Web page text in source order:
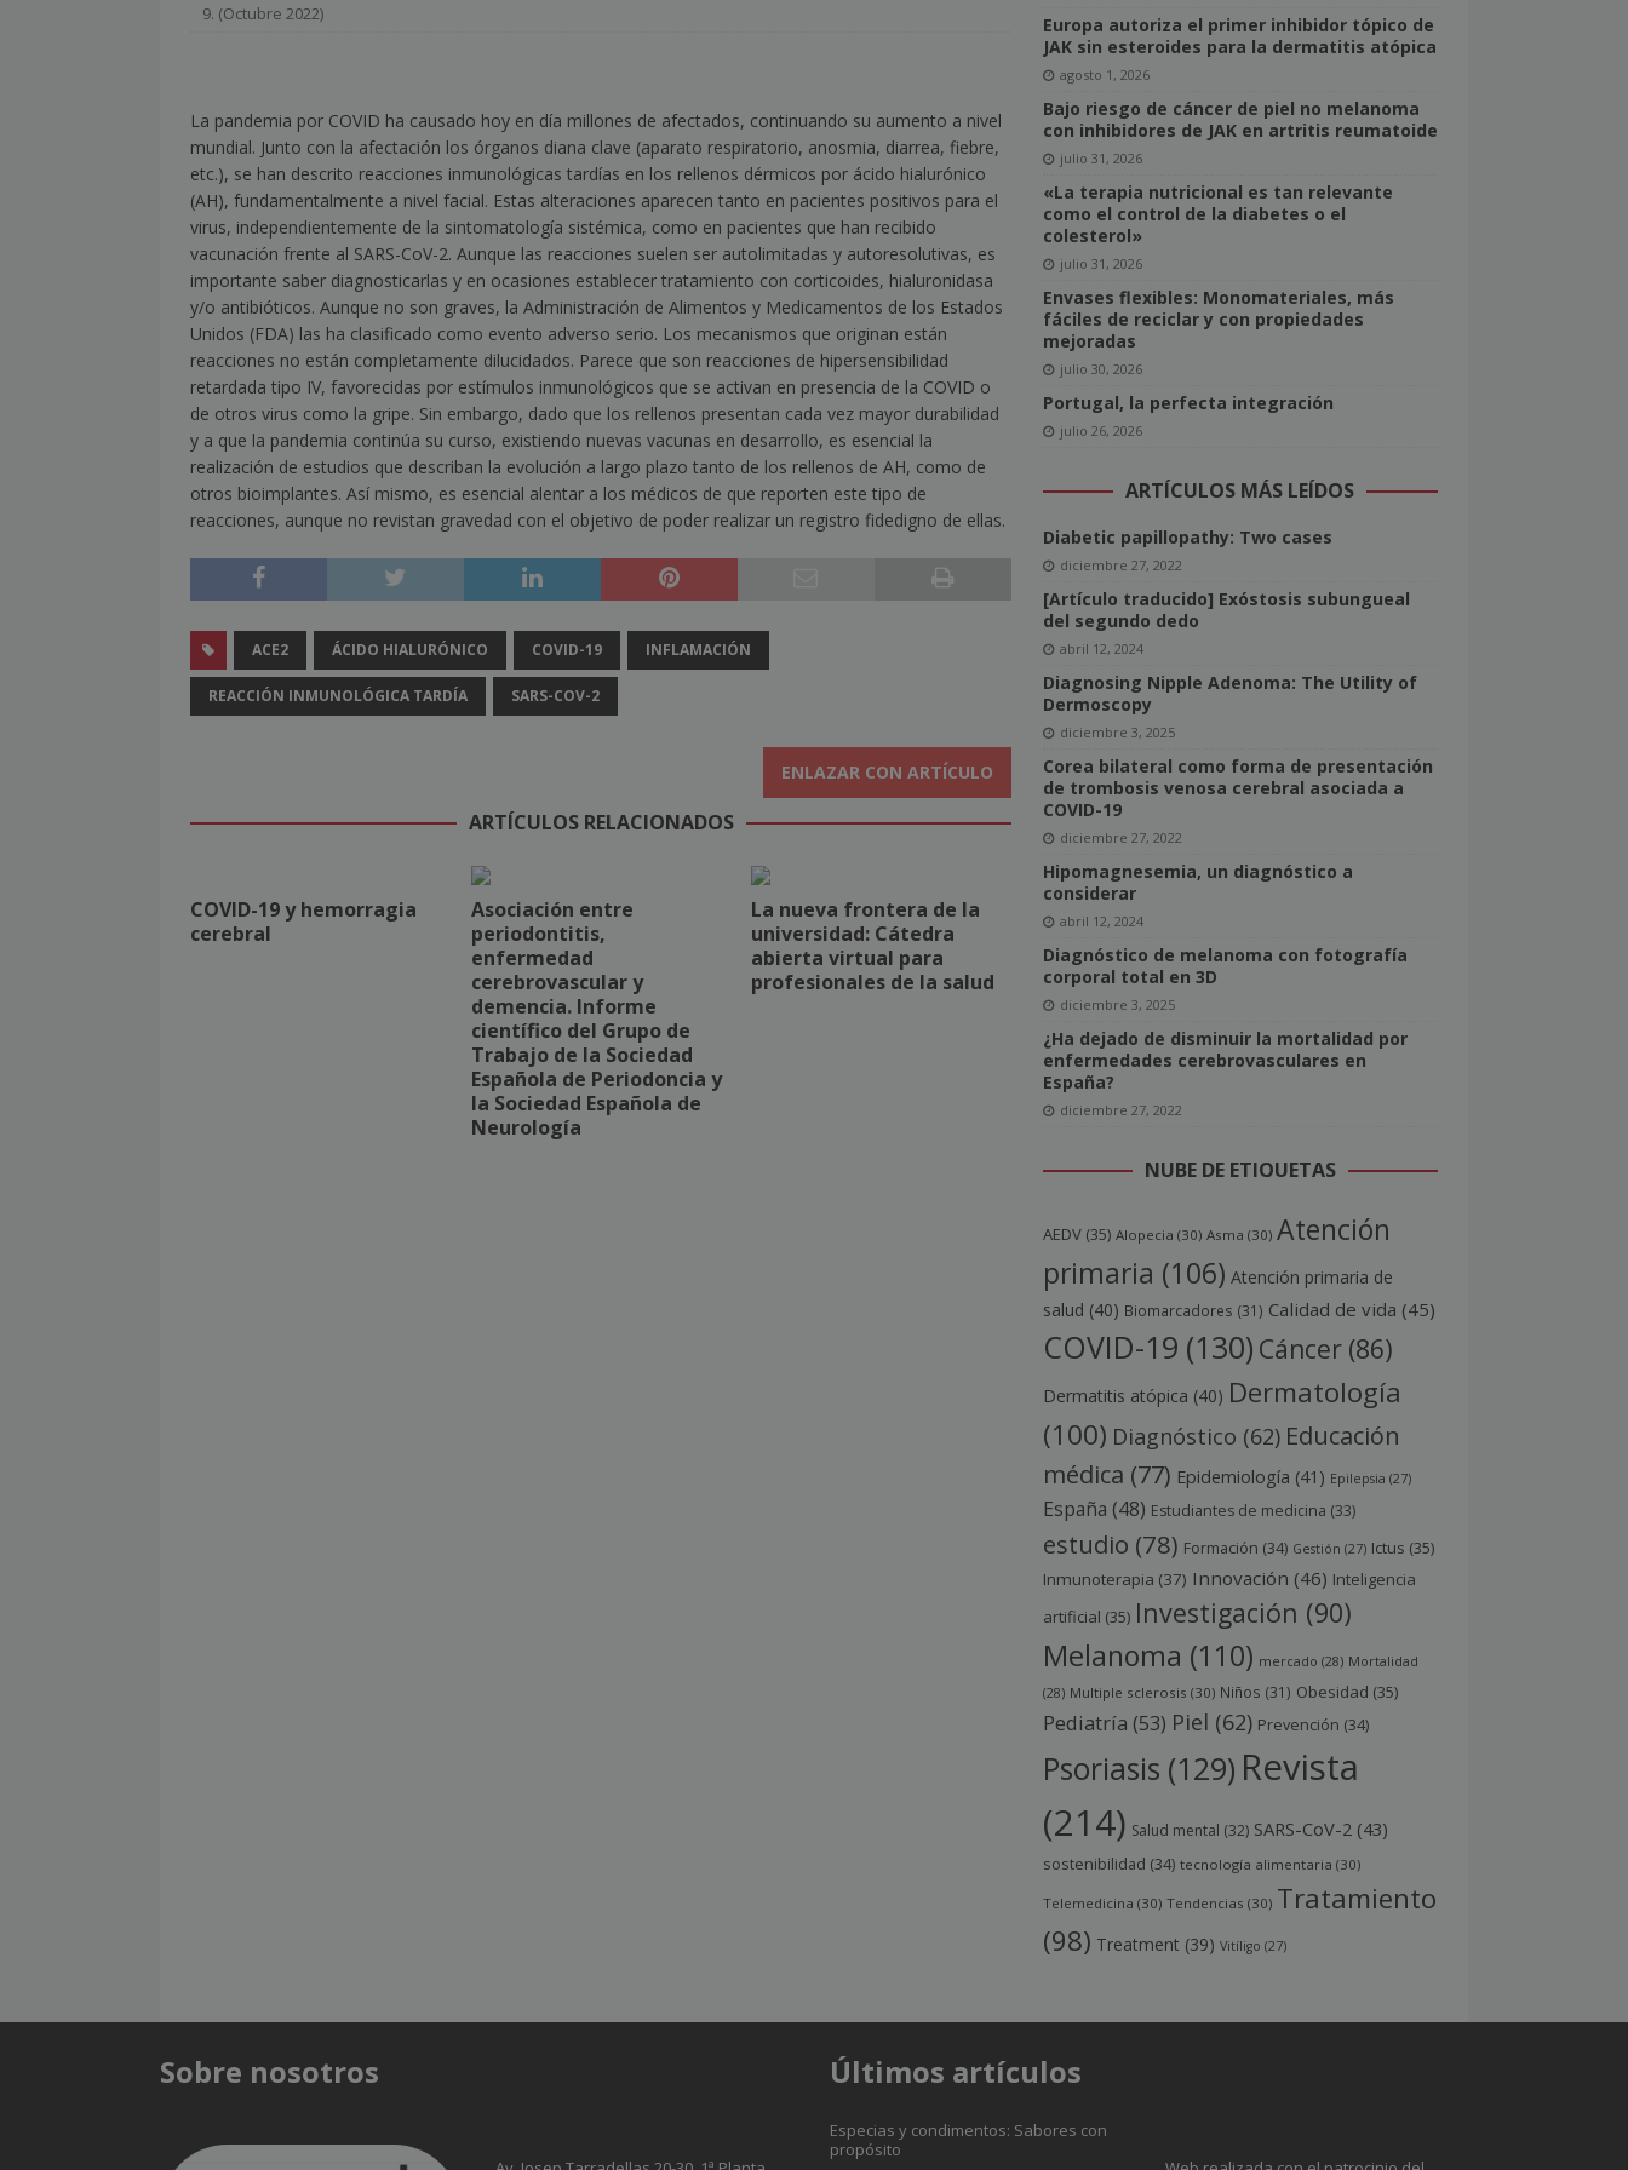
NOTICIAS
[ julio 2, 2026 ] Cómo la APPEC acerca las revistas en catalán a más lectores
NOTICIAS
[ julio 2, 2026 ] Reuters Institute Digital News Report 2026: La confianza en las noticias llega a su
mínimo histórico
NOTICIAS
[ julio 6, 2026 ] Con la IA como principal acceso a la información, la confianza y la credibilidad serán
el mayor activo de los medios.
NOTICIAS
9. (Octubre 2022)
La pandemia por COVID ha causado hoy en día millones de afectados, continuando su aumento a nivel
mundial. Junto con la afectación los órganos diana clave (aparato respiratorio, anosmia, diarrea, fiebre,
etc.), se han descrito reacciones inmunológicas tardías en los rellenos dérmicos por ácido hialurónico
(AH), fundamentalmente a nivel facial. Estas alteraciones aparecen tanto en pacientes positivos para el
virus, independientemente de la sintomatología sistémica, como en pacientes que han recibido
vacunación frente al SARS-CoV-2. Aunque las reacciones suelen ser autolimitadas y autoresolutivas, es
importante saber diagnosticarlas y en ocasiones establecer tratamiento con corticoides, hialuronidasa
y/o antibióticos. Aunque no son graves, la Administración de Alimentos y Medicamentos de los Estados
Unidos (FDA) las ha clasificado como evento adverso serio. Los mecanismos que originan están
reacciones no están completamente dilucidados. Parece que son reacciones de hipersensibilidad
retardada tipo IV, favorecidas por estímulos inmunológicos que se activan en presencia de la COVID o
de otros virus como la gripe. Sin embargo, dado que los rellenos presentan cada vez mayor durabilidad
y a que la pandemia continúa su curso, existiendo nuevas vacunas en desarrollo, es esencial la
realización de estudios que describan la evolución a largo plazo tanto de los rellenos de AH, como de
otros bioimplantes. Así mismo, es esencial alentar a los médicos de que reporten este tipo de
reacciones, aunque no revistan gravedad con el objetivo de poder realizar un registro fidedigno de ellas.
ACE2 ÁCIDO HIALURÓNICO COVID-19 INFLAMACIÓN
REACCIÓN INMUNOLÓGICA TARDÍA SARS-COV-2
ENLAZAR CON ARTÍCULO
ARTÍCULOS RELACIONADOS
COVID-19 y hemorragia
cerebral
Asociación entre
periodontitis,
enfermedad
cerebrovascular y
demencia. Informe
científico del Grupo de
Trabajo de la Sociedad
Española de Periodoncia y
la Sociedad Española de
Neurología
La nueva frontera de la
universidad: Cátedra
abierta virtual para
profesionales de la salud
Europa autoriza el primer inhibidor tópico de
JAK sin esteroides para la dermatitis atópica
agosto 1, 2026
Bajo riesgo de cáncer de piel no melanoma
con inhibidores de JAK en artritis reumatoide
julio 31, 2026
«La terapia nutricional es tan relevante
como el control de la diabetes o el
colesterol»
julio 31, 2026
Envases flexibles: Monomateriales, más
fáciles de reciclar y con propiedades
mejoradas
julio 30, 2026
Portugal, la perfecta integración
julio 26, 2026
ARTÍCULOS MÁS LEÍDOS
Diabetic papillopathy: Two cases
diciembre 27, 2022
[Artículo traducido] Exóstosis subungueal
del segundo dedo
abril 12, 2024
Diagnosing Nipple Adenoma: The Utility of
Dermoscopy
diciembre 3, 2025
Corea bilateral como forma de presentación
de trombosis venosa cerebral asociada a
COVID-19
diciembre 27, 2022
Hipomagnesemia, un diagnóstico a
considerar
abril 12, 2024
Diagnóstico de melanoma con fotografía
corporal total en 3D
diciembre 3, 2025
¿Ha dejado de disminuir la mortalidad por
enfermedades cerebrovasculares en
España?
diciembre 27, 2022
NUBE DE ETIQUETAS
AEDV(35) Alopecia (30) Asma (30) Atención
primaria (106) Atención primaria de
salud (40) Biomarcadores (31) Calidad de vida (45)
COVID-19 (130) Cáncer(86)
Dermatitis atópica (40) Dermatología
(100) Diagnóstico (62) Educación
médica (77) Epidemiología (41) Epilepsia (27)
España (48) Estudiantes de medicina (33)
estudio (78) Formación (34) Gestión (27) Ictus (35)
Inmunoterapia (37) Innovación (46) Inteligencia
artificial (35) Investigación (90)
Melanoma (110) mercado (28) Mortalidad
(28) Multiple sclerosis (30) Niños (31) Obesidad (35)
Pediatría (53) Piel (62) Prevención (34)
Psoriasis (129) Revista
(214) Salud mental (32) SARS-CoV-2 (43)
sostenibilidad (34) tecnología alimentaria (30)
Telemedicina (30) Tendencias (30) Tratamiento
(98) Treatment (39) Vitíligo (27)
Sobre nosotros Últimos artículos
Especias y condimentos: Sabores con
propósito